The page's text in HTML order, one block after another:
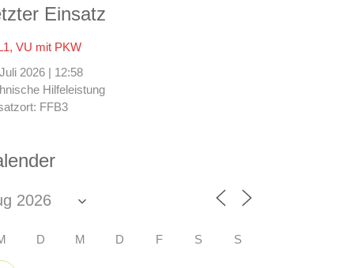
Einsatz
VU mit PKW
2026 | 12:58
Hilfeleistung
FFB3
D M D F S S